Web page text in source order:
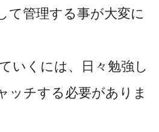
て管理する事が大変に
いくには、日々勉強し
ッチする必要がありま